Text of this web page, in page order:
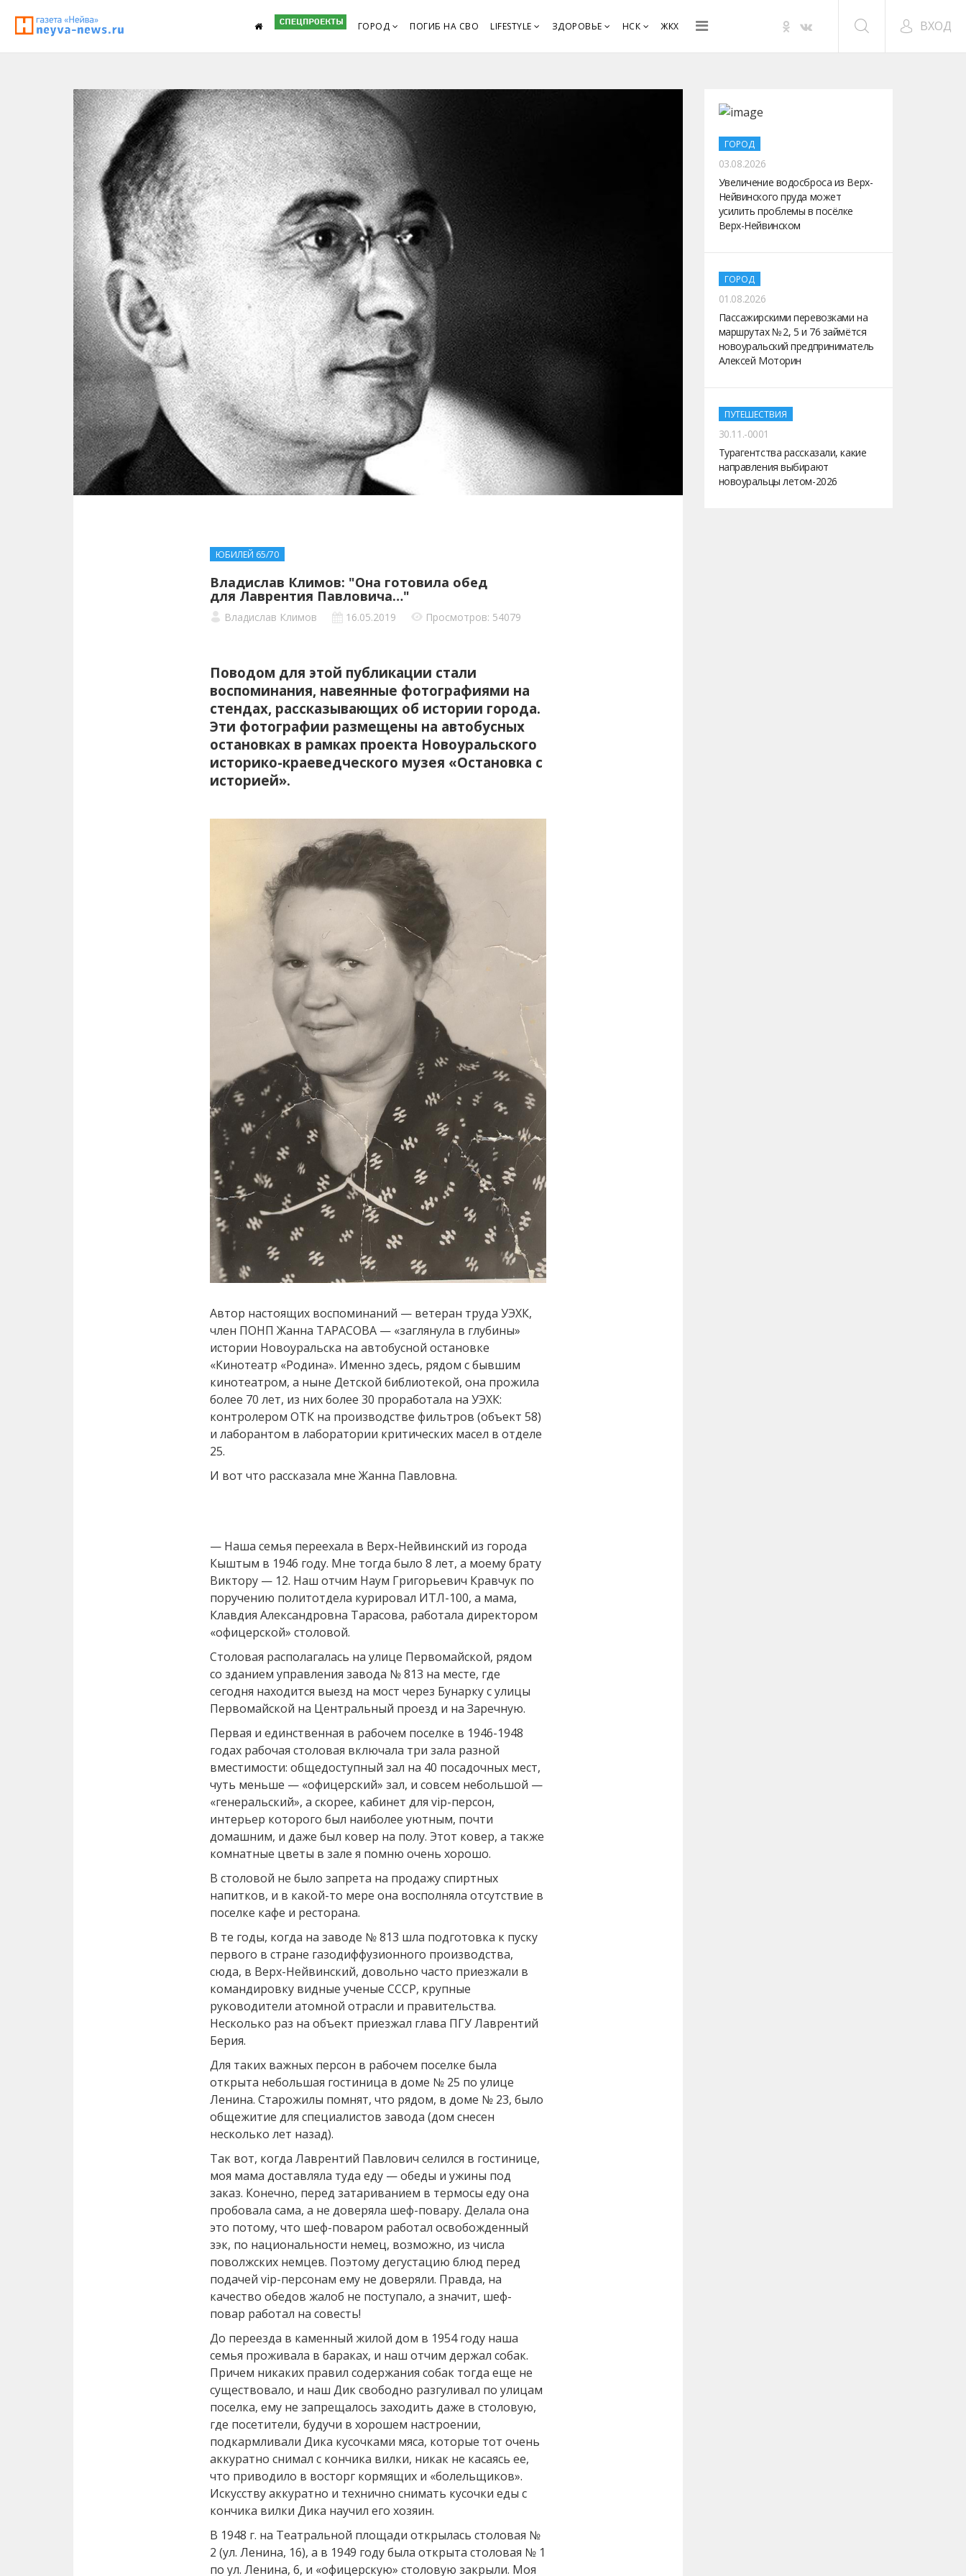
ГОРОД ПОГИБ НА СВО LIFESTYLE ЗДОРОВЬЕ НСК ЖКХ ВХОД
ЮБИЛЕЙ 65/70
Владислав Климов: "Она готовила обед
для Лаврентия Павловича…"
Владислав Климов 16.05.2019 Просмотров: 54079
Поводом для этой публикации стали
воспоминания, навеянные фотографиями на
стендах, рассказывающих об истории города.
Эти фотографии размещены на автобусных
остановках в рамках проекта Новоуральского
историко-краеведческого музея «Остановка с
историей».
Автор настоящих воспоминаний — ветеран труда УЭХК,
член ПОНП Жанна ТАРАСОВА — «заглянула в глубины»
истории Новоуральска на автобусной остановке
«Кинотеатр «Родина». Именно здесь, рядом с бывшим
кинотеатром, а ныне Детской библиотекой, она прожила
более 70 лет, из них более 30 проработала на УЭХК:
контролером ОТК на производстве фильтров (объект 58)
и лаборантом в лаборатории критических масел в отделе
25.
И вот что рассказала мне Жанна Павловна.
— Наша семья переехала в Верх-Нейвинский из города
Кыштым в 1946 году. Мне тогда было 8 лет, а моему брату
Виктору — 12. Наш отчим Наум Григорьевич Кравчук по
поручению политотдела курировал ИТЛ-100, а мама,
Клавдия Александровна Тарасова, работала директором
«офицерской» столовой.
Столовая располагалась на улице Первомайской, рядом
со зданием управления завода № 813 на месте, где
сегодня находится выезд на мост через Бунарку с улицы
Первомайской на Центральный проезд и на Заречную.
Первая и единственная в рабочем поселке в 1946-1948
годах рабочая столовая включала три зала разной
вместимости: общедоступный зал на 40 посадочных мест,
чуть меньше — «офицерский» зал, и совсем небольшой —
«генеральский», а скорее, кабинет для vip-персон,
интерьер которого был наиболее уютным, почти
домашним, и даже был ковер на полу. Этот ковер, а также
комнатные цветы в зале я помню очень хорошо.
В столовой не было запрета на продажу спиртных
напитков, и в какой-то мере она восполняла отсутствие в
поселке кафе и ресторана.
В те годы, когда на заводе № 813 шла подготовка к пуску
первого в стране газодиффузионного производства,
сюда, в Верх-Нейвинский, довольно часто приезжали в
командировку видные ученые СССР, крупные
руководители атомной отрасли и правительства.
Несколько раз на объект приезжал глава ПГУ Лаврентий
Берия.
Для таких важных персон в рабочем поселке была
открыта небольшая гостиница в доме № 25 по улице
Ленина. Старожилы помнят, что рядом, в доме № 23, было
общежитие для специалистов завода (дом снесен
несколько лет назад).
Так вот, когда Лаврентий Павлович селился в гостинице,
моя мама доставляла туда еду — обеды и ужины под
заказ. Конечно, перед затариванием в термосы еду она
пробовала сама, а не доверяла шеф-повару. Делала она
это потому, что шеф-поваром работал освобожденный
зэк, по национальности немец, возможно, из числа
поволжских немцев. Поэтому дегустацию блюд перед
подачей vip-персонам ему не доверяли. Правда, на
качество обедов жалоб не поступало, а значит, шеф-
повар работал на совесть!
До переезда в каменный жилой дом в 1954 году наша
семья проживала в бараках, и наш отчим держал собак.
Причем никаких правил содержания собак тогда еще не
существовало, и наш Дик свободно разгуливал по улицам
поселка, ему не запрещалось заходить даже в столовую,
где посетители, будучи в хорошем настроении,
подкармливали Дика кусочками мяса, которые тот очень
аккуратно снимал с кончика вилки, никак не касаясь ее,
что приводило в восторг кормящих и «болельщиков».
Искусству аккуратно и технично снимать кусочки еды с
кончика вилки Дика научил его хозяин.
В 1948 г. на Театральной площади открылась столовая №
2 (ул. Ленина, 16), а в 1949 году была открыта столовая № 1
по ул. Ленина, 6, и «офицерскую» столовую закрыли. Моя
ГОРОД
03.08.2026
Увеличение водосброса из Верх-
Нейвинского пруда может
усилить проблемы в посёлке
Верх-Нейвинском
ГОРОД
01.08.2026
Пассажирскими перевозками на
маршрутах № 2, 5 и 76 займётся
новоуральский предприниматель
Алексей Моторин
ПУТЕШЕСТВИЯ
30.11.-0001
Турагентства рассказали, какие
направления выбирают
новоуральцы летом-2026